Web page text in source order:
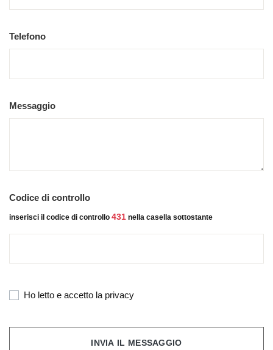
Telefono
Messaggio
Codice di controllo
inserisci il codice di controllo 431 nella casella sottostante
Ho letto e accetto la privacy
INVIA IL MESSAGGIO